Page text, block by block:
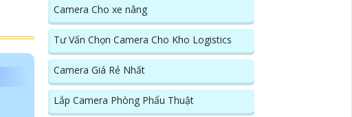
Camera Cho xe nâng
Tư Vấn Chọn Camera Cho Kho Logistics
Camera Giá Rẻ Nhất
Lắp Camera Phòng Phẩu Thuật